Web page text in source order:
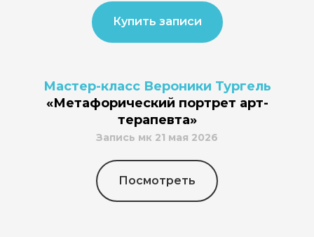
Купить записи
Мастер-класс Вероники Тургель
«Метафорический портрет арт-
терапевта»
Запись мк 21 мая 2026
Посмотреть